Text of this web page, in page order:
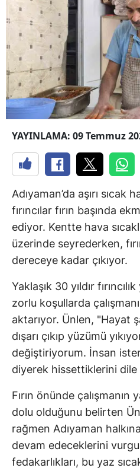
YAYINLAMA: 09 Temmuz
Adıyaman’da aşırı sıcak
fırıncılar fırın başında
ediyor. Kentte hava
üzerinde seyrederken,
dereceye kadar çıkıyor.
Yaklaşık 30 yıldır
zorlu koşullarda
aktarıyor. Ünlen, "Hayat
dışarı çıkıp yüzümü
değiştiriyorum. İnsan
diyerek hissettiklerini
Fırın önünde çalışmanın
dolu olduğunu belirten
rağmen Adıyaman
devam edeceklerini
fedakarlıkları, bu yaz